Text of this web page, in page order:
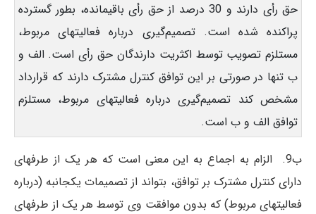
حق رأی دارند و 30 درصد از حق رأی باقیمانده، بطور گسترده
پراکنده شده است. تصمیم‌گیری درباره فعالیتهای مربوط،
مستلزم تصویب توسط اکثریت دارندگان حق رأی است. الف و
ب تنها در صورتی بر این توافق کنترل مشترک دارند که قرارداد
مشخص کند تصمیم‌گیری درباره فعالیتهای مربوط، مستلزم
توافق الف و ب است.
ب9. الزام به اجماع به این معنی است که هر یک از طرفهای
دارای کنترل مشترک بر توافق، بتواند از تصمیمات یکجانبه (درباره
فعالیتهای مربوط) که بدون موافقت وی توسط هر یک از طرفهای